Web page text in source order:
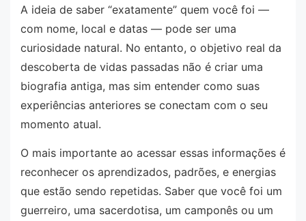
A ideia de saber “exatamente” quem você foi —
com nome, local e datas — pode ser uma
curiosidade natural. No entanto, o objetivo real da
descoberta de vidas passadas não é criar uma
biografia antiga, mas sim entender como suas
experiências anteriores se conectam com o seu
momento atual.
O mais importante ao acessar essas informações é
reconhecer os aprendizados, padrões, e energias
que estão sendo repetidas. Saber que você foi um
guerreiro, uma sacerdotisa, um camponês ou um